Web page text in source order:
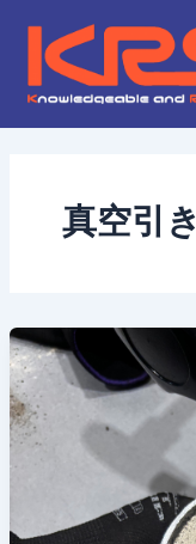
キ
真空引き